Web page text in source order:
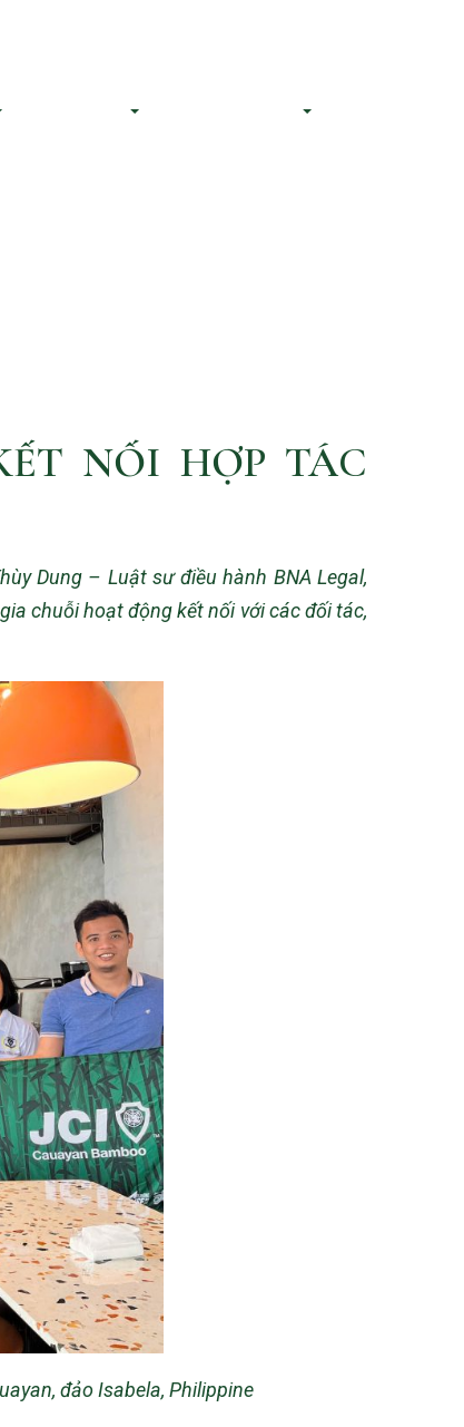
NỐI HỢP TÁC
Dung – Luật sư điều hành BNA Legal,
chuỗi hoạt động kết nối với các đối tác,
đảo Isabela, Philippine